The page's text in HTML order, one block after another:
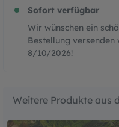
Sofort verfügbar
Wir wünschen ein
Bestellung
8/10/2026!
Weitere Produkte aus